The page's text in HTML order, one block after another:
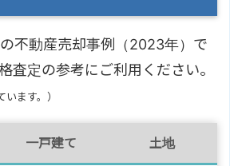
不動産売却事例（2023年）で
査定の参考にご利用ください。
います。）
一戸建て 土地